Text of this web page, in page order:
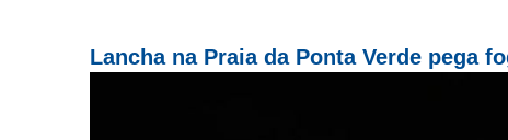
Lancha na Praia da Ponta Verde pega